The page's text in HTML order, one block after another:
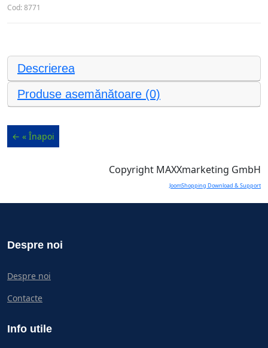
Cod:8771
Descrierea
Produse asemănătoare (0)
Copyright MAXXmarketing GmbH
JoomShopping Download & Support
Despre noi
Despre noi
Contacte
Info utile